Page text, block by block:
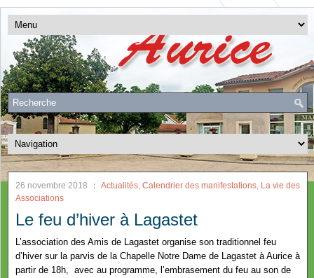
26 novembre 2018 Actualités, Calendrier des manifestations, La vie des
Associations
Le feu d’hiver à Lagastet
L’association des Amis de Lagastet organise son traditionnel feu
d’hiver sur la parvis de la Chapelle Notre Dame de Lagastet à Aurice à
partir de 18h, avec au programme, l’embrasement du feu au son de